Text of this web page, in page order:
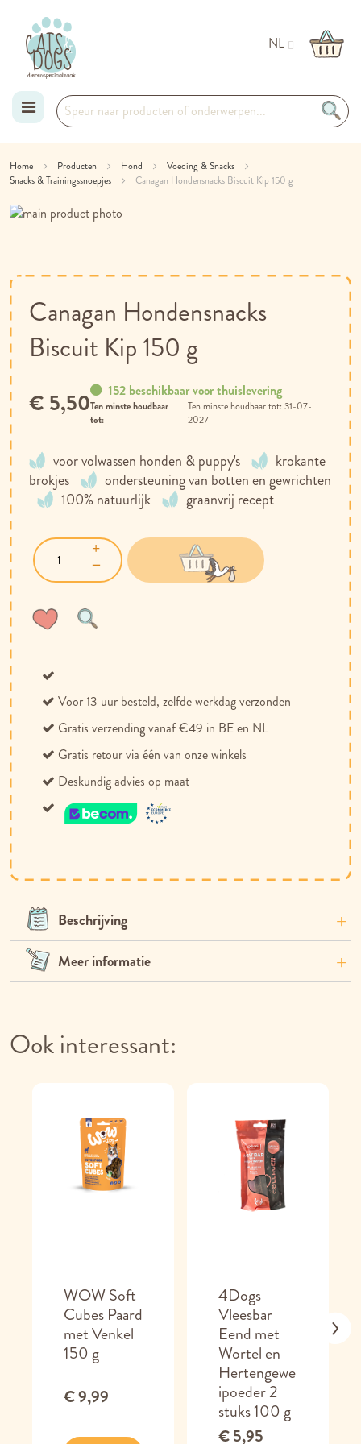
NL
naar
de
Home Producten Hond
Voeding & Snacks
Snacks & Trainingssnoepjes
Canagan Hondensnacks Biscuit Kip 150 g
Ga
van
de
afbeeldingen-
gallerij
begin
van
de
afbeeldingen-
gallerij
Canagan Hondensnacks
Biscuit Kip 150 g
voor volwassen honden & puppy's
krokante
brokjes
ondersteuning van botten en gewrichten
100% natuurlijk
graanvrij recept
152 beschikbaar voor thuislevering
Ten minste houdbaar
tot:
31-07-
2027
€ 5,50
Voor 13 uur besteld, zelfde werkdag verzonden
Gratis verzending vanaf €49 in BE en NL
Gratis retour via één van onze winkels
Deskundig advies op maat
Beschrijving
Meer informatie
Ook interessant:
WOW Soft
Cubes Paard
met Venkel
150 g
€ 9,99
4Dogs
Vleesbar
Eend met
Wortel en
Hertengewe
ipoeder 2
stuks 100 g
€ 5,95